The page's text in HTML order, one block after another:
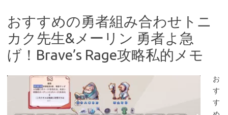
おすすめの勇者組み合わせトニ
カク先生&メーリン 勇者よ急
げ！Brave’s Rage攻略私的メモ
お
す
す